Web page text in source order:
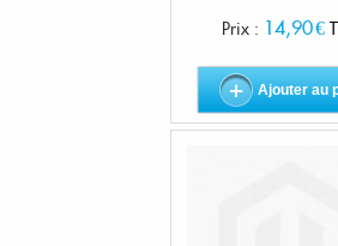
Prix : 14,90 €
Ajouter au